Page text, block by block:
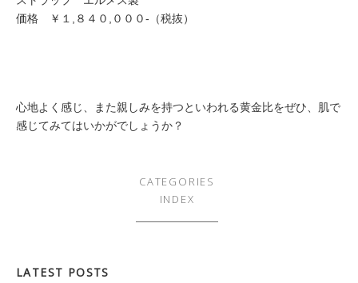
価格 ￥１,８４０,０００-（税抜）
心地よく感じ、また親しみを持つといわれる黄金比をぜひ、肌で
感じてみてはいかがでしょうか？
CATEGORIES
INDEX
LATEST POSTS